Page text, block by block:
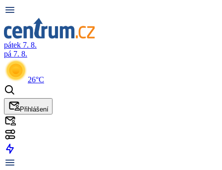
pátek 7. 8.
pá 7. 8.
26°C
Přihlášení